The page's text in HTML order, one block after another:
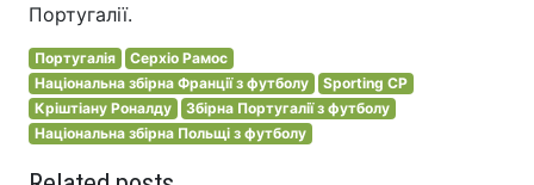
Португалії.
Португалія
Серхіо Рамос
Національна збірна Франції з футболу
Sporting CP
Кріштіану Роналду
Збірна Португалії з футболу
Національна збірна Польщі з футболу